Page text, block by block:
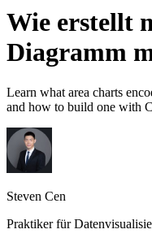
Wie erstellt
Diagramm
Learn what area charts
and how to build one with
Steven Cen
Praktiker für